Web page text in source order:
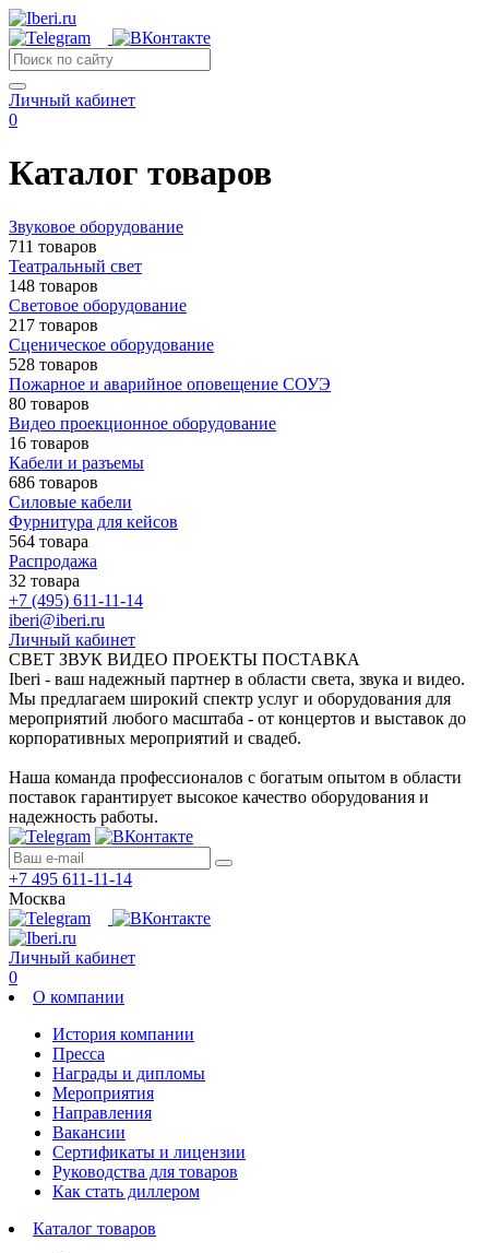
Личный кабинет
0
Каталог товаров
Звуковое оборудование
711 товаров
Театральный свет
148 товаров
Световое оборудование
217 товаров
Сценическое оборудование
528 товаров
Пожарное и аварийное оповещение СОУЭ
80 товаров
Видео проекционное оборудование
16 товаров
Кабели и разъемы
686 товаров
Силовые кабели
Фурнитура для кейсов
564 товара
Распродажа
32 товара
+7 (495) 611-11-14
iberi@iberi.ru
Личный кабинет
СВЕТ ЗВУК ВИДЕО ПРОЕКТЫ ПОСТАВКА
Iberi - ваш надежный партнер в области света, звука и видео.
Мы предлагаем широкий спектр услуг и оборудования для
мероприятий любого масштаба - от концертов и выставок до
корпоративных мероприятий и свадеб.
Наша команда профессионалов с богатым опытом в области
поставок гарантирует высокое качество оборудования и
надежность работы.
+7 495 611-11-14
Москва
Личный кабинет
0
О компании
История компании
Пресса
Награды и дипломы
Мероприятия
Направления
Вакансии
Сертификаты и лицензии
Руководства для товаров
Как стать диллером
Каталог товаров